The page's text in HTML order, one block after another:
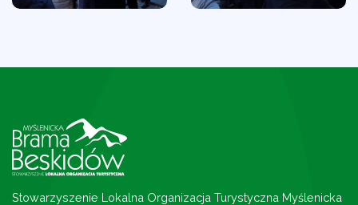
Stowarzyszenie Lokalna Organizacja Turystyczna Myślenicka